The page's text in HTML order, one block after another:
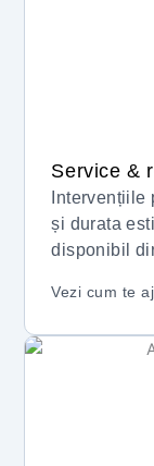
Service &
și durata
disponibil
Vezi cum te